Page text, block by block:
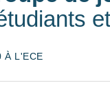
À L'ECE